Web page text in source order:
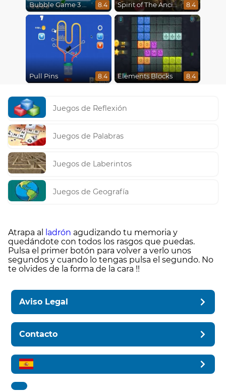
Bubble Game 3 Christmas 8.4 Spirit of The Ancient Forest 8.4
Pull Pins 8.4 Elements Blocks 8.4
Juegos de Reflexión
Juegos de Palabras
Juegos de Laberintos
Juegos de Geografía
Atrapa al ladrón agudizando tu memoria y
quedándote con todos los rasgos que puedas.
Pulsa el primer botón para volver a verlo unos
segundos y cuando lo tengas pulsa el segundo. No
te olvides de la forma de la cara !!
Aviso Legal
Contacto